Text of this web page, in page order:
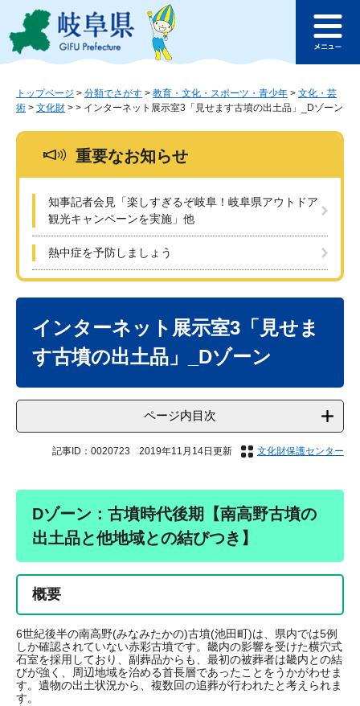
ジ
ュ
このページの本文へ
ュ
トップページ > 分類でさがす > 教育・文化・スポーツ・青少年 > 文化・芸
術 > 文化財 > > インターネット展示室3「見せます古墳の出土品」_Dゾーン
重要なお知らせ
知事記者会見「楽しすぎるぞ岐阜！岐阜県アウトドア
観光キャンペーンを実施」他
熱中症を予防しましょう
インターネット展示室3「見せま
す古墳の出土品」_Dゾーン
ページ内目次
記事ID：0020723 2019年11月14日更新 文化財保護センター
Dゾーン：古墳時代後期【南高野古墳の
出土品と他地域との結びつき】
概要
6世紀後半の南高野(みなみたかの)古墳(池田町)は、県内では5例
しか確認されていない赤彩古墳です。畿内の影響を受けた横穴式
石室を採用しており、副葬品からも、最初の被葬者は畿内との結
びが強く、周辺地域を治める首長層であったことをうかがわせま
す。遺物の出土状況から、複数回の追葬が行われたと考えられま
す。